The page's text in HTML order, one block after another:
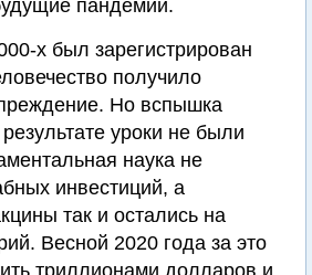
пандемии.
х был зарегистрирован
получило
Но вспышка
уроки не были
наука не
инвестиций, а
так и остались на
Весной 2020 года за это
триллионами долларов и